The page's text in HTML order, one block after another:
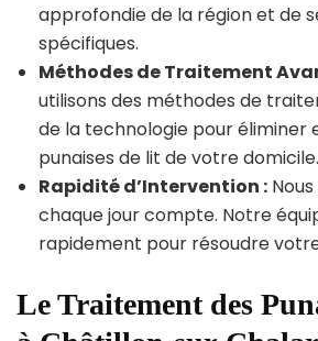
approfondie de la région et de
spécifiques.
Méthodes de Traitement
utilisons des méthodes de
de la technologie pour éliminer
punaises de lit de votre domicile.
Rapidité d’Intervention :
chaque jour compte. Notre
rapidement pour résoudre
Le Traitement des